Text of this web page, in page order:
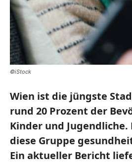
©iStock
Wien ist die jüngste
rund 20 Prozent der
Kinder und
diese Gruppe
Ein aktueller Bericht